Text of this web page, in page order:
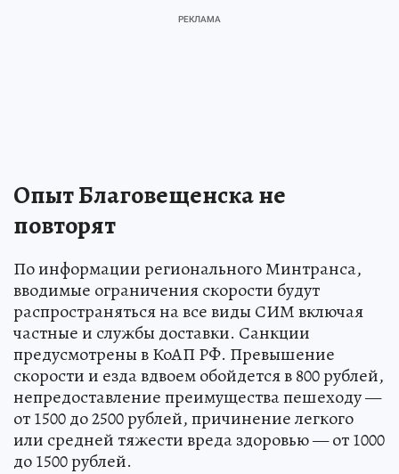
Опыт Благовещенска не
повторят
По информации регионального Минтранса,
вводимые ограничения скорости будут
распространяться на все виды СИМ включая
частные и службы доставки. Санкции
предусмотрены в КоАП РФ. Превышение
скорости и езда вдвоем обойдется в 800 рублей,
непредоставление преимущества пешеходу —
от 1500 до 2500 рублей, причинение легкого
или средней тяжести вреда здоровью — от 1000
до 1500 рублей.